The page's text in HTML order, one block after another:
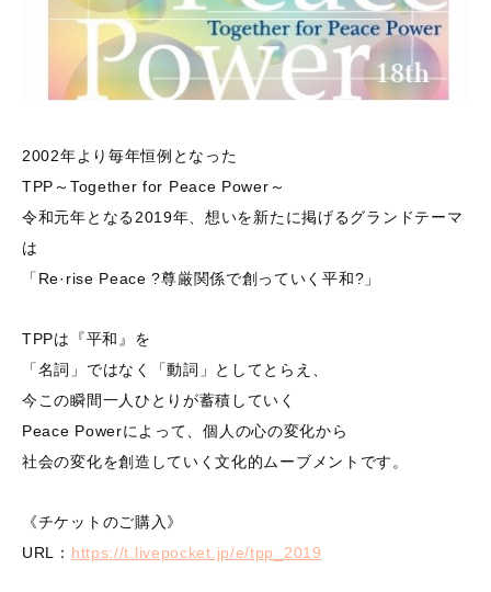
2002年より毎年恒例となった
TPP～Together for Peace Power～
令和元年となる2019年、想いを新たに掲げるグランドテーマ
は
「Re·rise Peace ?尊厳関係で創っていく平和?」
TPPは『平和』を
「名詞」ではなく「動詞」としてとらえ、
今この瞬間一人ひとりが蓄積していく
Peace Powerによって、個人の心の変化から
社会の変化を創造していく文化的ムーブメントです。
《チケットのご購入》
URL： https://t.livepocket.jp/e/tpp_2019